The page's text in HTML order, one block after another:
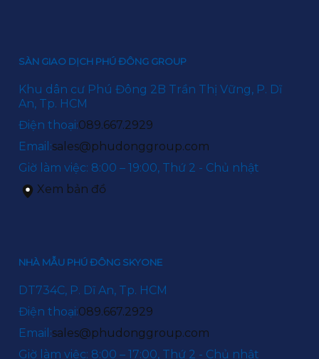
SÀN GIAO DỊCH PHÚ ĐÔNG GROUP
Khu dân cư Phú Đông 2B Trần Thị Vững, P. Dĩ
An, Tp. HCM
Điện thoại:089.667.2929
Email:sales@phudonggroup.com
Giờ làm việc: 8:00 – 19:00, Thứ 2 - Chủ nhật
Xem bản đồ
NHÀ MẪU PHÚ ĐÔNG SKYONE
DT734C, P. Dĩ An, Tp. HCM
Điện thoại:089.667.2929
Email:sales@phudonggroup.com
Giờ làm việc: 8:00 – 17:00, Thứ 2 - Chủ nhật